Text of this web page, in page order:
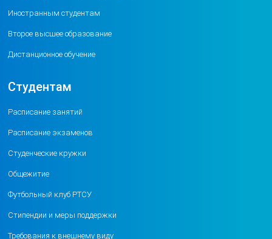
Иностранным студентам
Второе высшее образование
Дистанционное обучение
Студентам
Расписание занятий
Расписание экзаменов
Студенческие кружки
Общежитие
Футбольный клуб РТСУ
Стипендии и меры поддержки
Требования к внешнему виду